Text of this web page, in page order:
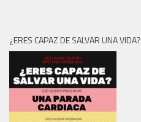
¿ERES CAPAZ DE SALVAR UNA VIDA?